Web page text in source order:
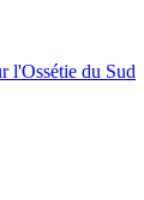
l'Ossétie du Sud